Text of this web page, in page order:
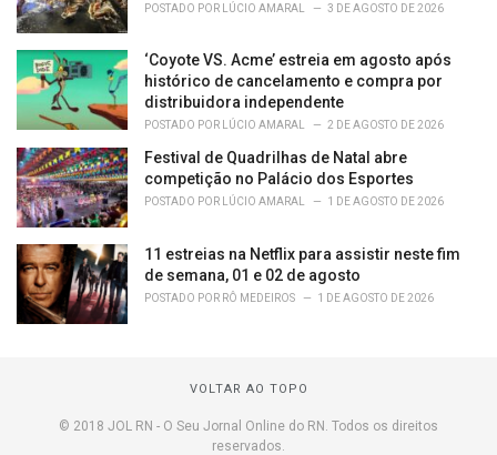
POSTADO POR LÚCIO AMARAL 3 DE AGOSTO DE 2026
‘Coyote VS. Acme’ estreia em agosto após
histórico de cancelamento e compra por
distribuidora independente
POSTADO POR LÚCIO AMARAL 2 DE AGOSTO DE 2026
Festival de Quadrilhas de Natal abre
competição no Palácio dos Esportes
POSTADO POR LÚCIO AMARAL 1 DE AGOSTO DE 2026
11 estreias na Netflix para assistir neste fim
de semana, 01 e 02 de agosto
POSTADO POR RÔ MEDEIROS 1 DE AGOSTO DE 2026
VOLTAR AO TOPO
© 2018 JOL RN - O Seu Jornal Online do RN. Todos os direitos
reservados.